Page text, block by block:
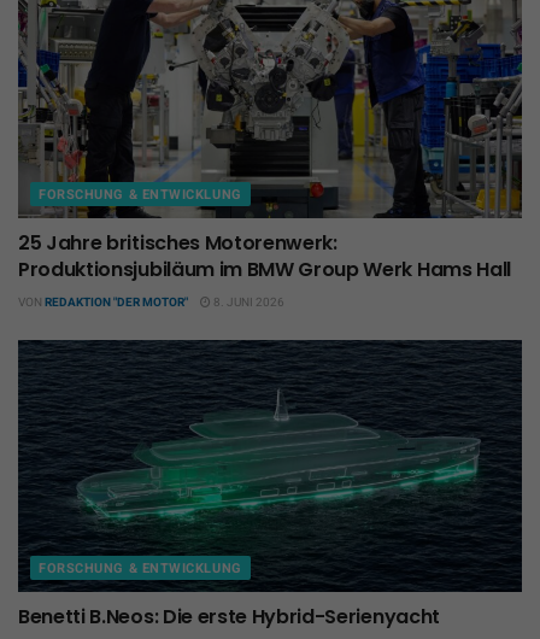
FORSCHUNG & ENTWICKLUNG
25 Jahre britisches Motorenwerk:
Produktionsjubiläum im BMW Group Werk Hams Hall
VON REDAKTION "DER MOTOR" 8. JUNI 2026
FORSCHUNG & ENTWICKLUNG
Benetti B.Neos: Die erste Hybrid-Serienyacht